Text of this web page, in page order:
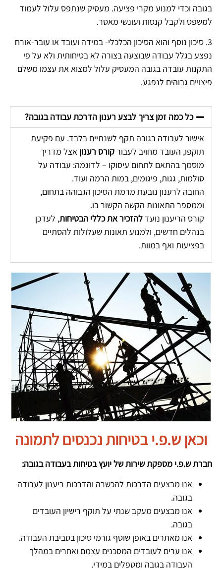
בגובה וכדי למנוע מקרי פציעה. מעסיק שנתפס עלול לעמוד
למשפט ולקבל קנסות ועונשי מאסר.
3. סיכון נוסף והוא הסיכון הכלכלי- במידה ועובד או עובר-אורח
נפצע בגלל עבודה שבוצעה בצורה לא בטיחותית ולא על פי
התקנות עובדה בגובה המעסיק עלול למצוא את עצמו משלם
פיצויים גבוהים לנפגע.
כל כמה זמן צריך לבצע רענון הדרכת עבודה בגובה?
אישור לעבודה בגובה תקף לשנתיים בלבד. עם פקיעת
תוקפו, העובד מחויב לעבורקורס רענון אצל מדריך
מוסמך בהתאם לתחום עיסוקו – לדוגמה: עבודה על
סולמות, גגות, פיגומים, במות הרמה ועוד.
החובה לרענון נובעת מרמת הסיכון הגבוהה בתחום,
וממספר התאונות הקשה הקשור בו.
קורס הריענון נועד להזכיר את כללי הבטיחות, לעדכן
בנהלים חדשים, ולמנוע תאונות שעלולות להסתיים
בפציעות ואף במוות.
וכאן ש.פ.י בטיחות נכנסים לתמונה
חברת ש.פ.י מספקת שירות של יועץ בטיחות בעבודה בגובה:
אנו מבצעים הדרכות להכשרה והדרכות ריענון לעבודה
בגובה.
אנו מבצעים מעקב שנתי על תוקף רישיון העובדים
בגובה.
אנו מאתרים באופן שוטף גורמי סיכון בסביבת העבודה.
אנו ערים לעובדים המסכנים עצמם ואחרים במהלך
העבודה בגובה ומטפלים במידי.